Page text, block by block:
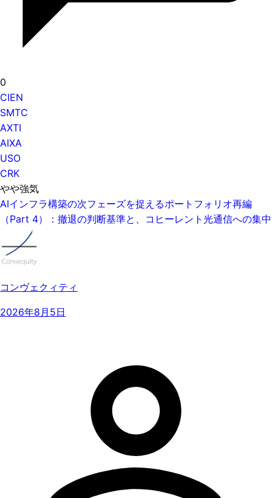
0
CIEN
SMTC
AXTI
AIXA
USO
CRK
やや強気
AIインフラ構築の次フェーズを捉えるポートフォリオ再編
（Part 4）：撤退の判断基準と、コヒーレント光通信への集中
コンヴェクィティ
2026年8月5日